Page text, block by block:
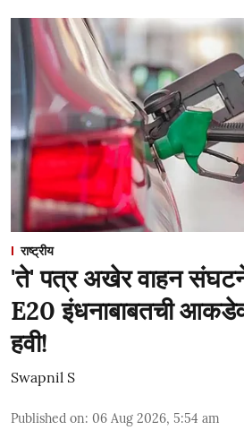
राष्ट्रीय
'ते' पत्र अखेर वाहन
E20 इंधनाबाबतची
हवी!
Swapnil S
Published on: 06 Aug 2026, 5:54 am